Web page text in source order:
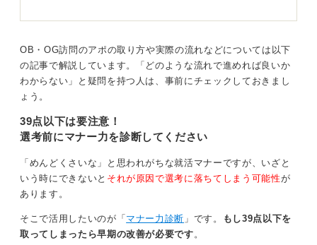
歩としておすすめです。所属するサークルやゼミのつな
ットワークをたどる方法も有効です。
申し込み後の配慮が鍵！ 感謝の気持ちを準備で示そ
う
アポイントが取れたら、日程調整の段階から相手への配
は避け、2〜3日後から1週間後など、相手が調整しやす
いように幅を持たせた候補日を提示するのがマナーで
す。
また、OB訪問は相手の貴重な業務時間をいただくという
意識を忘れてはいけません。
OB・OG訪問のアポの取り方や実際の流れなどについては以下
の記事で解説しています。「どのような流れで進めれば良いか
わからない」と疑問を持つ人は、事前にチェックしておきまし
ょう。
39点以下は要注意！
選考前にマナー力を診断してください
「めんどくさいな」と思われがちな就活マナーですが、いざと
いう時にできないと それが原因で選考に落ちてしまう可能性が
あります。
そこで活用したいのが「 マナー力診断 」です。
もし39点以下を
取ってしまったら早期の改善が必要です。